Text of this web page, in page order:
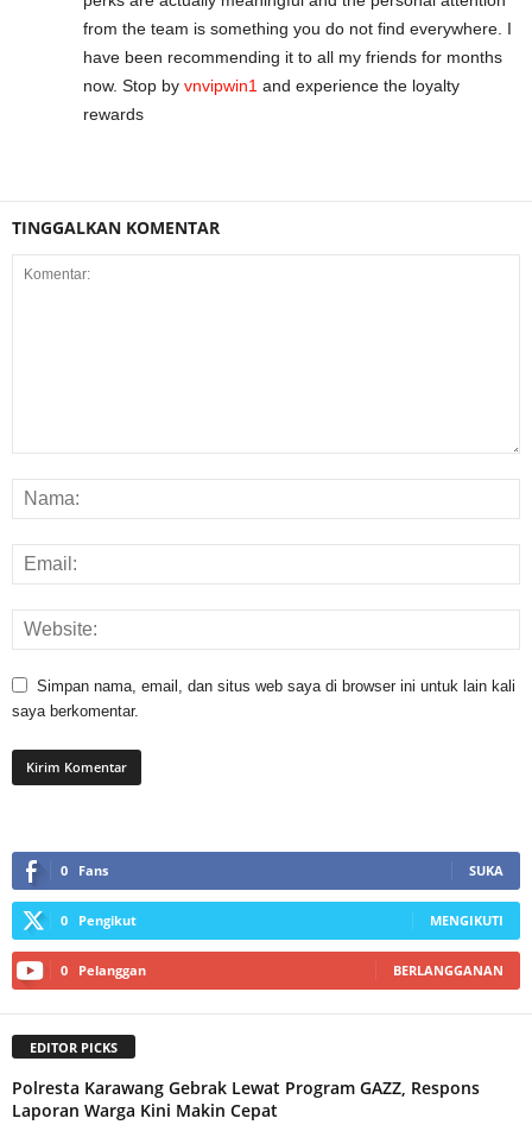
from the team is something you do not find everywhere. I
have been recommending it to all my friends for months
now. Stop by vnvipwin1 and experience the loyalty
rewards
TINGGALKAN KOMENTAR
Simpan nama, email, dan situs web saya di browser ini untuk lain kali
saya berkomentar.
0 Fans SUKA
0 Pengikut MENGIKUTI
0 Pelanggan BERLANGGANAN
EDITOR PICKS
Polresta Karawang Gebrak Lewat Program GAZZ, Respons
Laporan Warga Kini Makin Cepat